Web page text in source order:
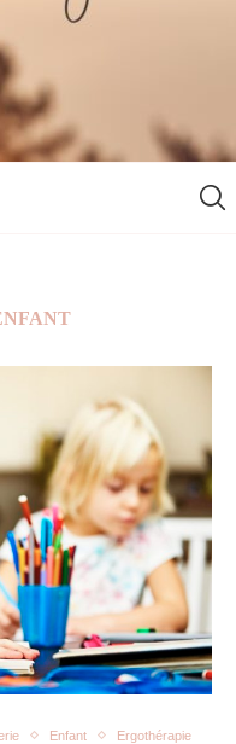
Enfant Ergothérapie